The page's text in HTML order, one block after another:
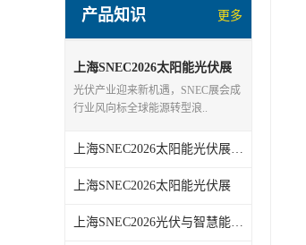
产品知识 更多
上海SNEC2026太阳能光伏展
报名热线
光伏产业迎来新机遇，SNEC展会成
行业风向标全球能源转型浪..
上海SNEC2026太阳能光伏展报名
上海SNEC2026太阳能光伏展
上海SNEC2026光伏与智慧能源展哪家好